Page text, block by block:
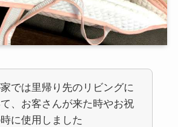
では里帰り先のリビングに
、お客さんが来た時やお祝
に使用しました